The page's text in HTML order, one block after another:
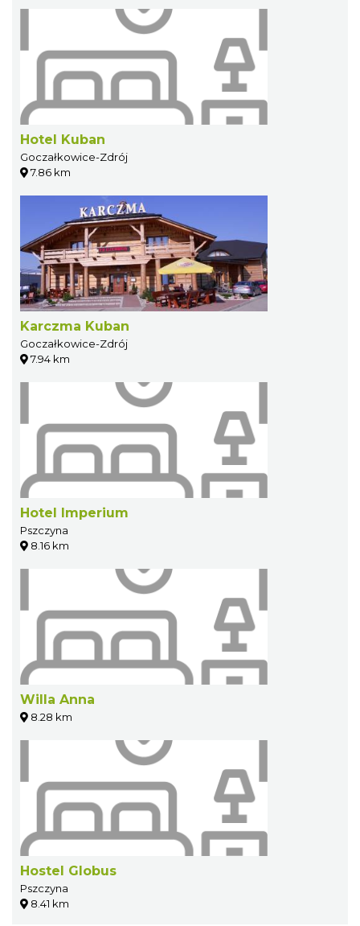
Hotel Kuban
Goczałkowice-Zdrój
7.86 km
Karczma Kuban
Goczałkowice-Zdrój
7.94 km
Hotel Imperium
Pszczyna
8.16 km
Willa Anna
8.28 km
Hostel Globus
Pszczyna
8.41 km